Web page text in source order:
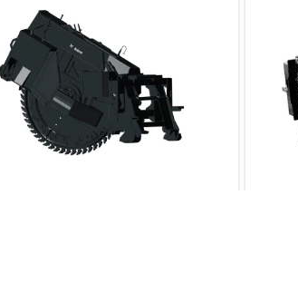
20 cm, Wheel & Trench Cleaner
13 cm, Wheel & Trench Cleaner
16 cm, Wheel & Trench Cleaner
13 cm, Wheel & Trench Cleaner